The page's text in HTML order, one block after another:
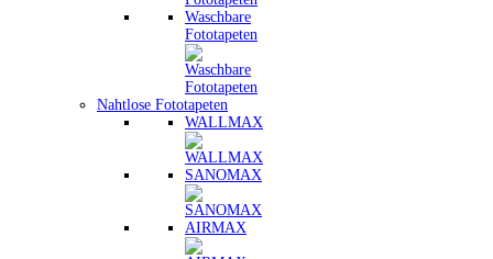
Waschbare
Fototapeten
Nahtlose Fototapeten
WALLMAX
SANOMAX
AIRMAX